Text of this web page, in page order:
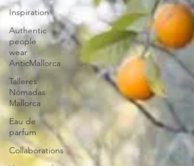
Inspiration
Authentic
people
wear
AnticMallorca
Talleres
Nómadas
Mallorca
Eau de
parfum
Collaborations